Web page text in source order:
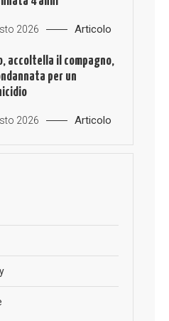
2026 Articolo
accoltella il compagno,
per un
2026 Articolo